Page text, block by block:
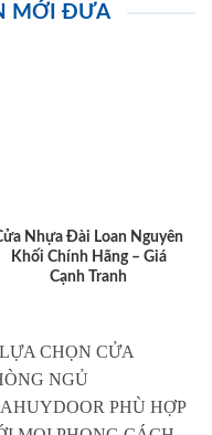
MỚI ĐƯA
Nhựa Đài Loan Nguyên
Khối Chính Hãng – Giá
Cạnh Tranh